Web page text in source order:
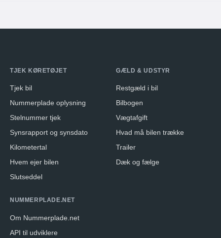
TJEK KØRETØJET
Tjek bil
Nummerplade oplysning
Stelnummer tjek
Synsrapport og synsdato
Kilometertal
Hvem ejer bilen
Slutseddel
GÆLD & UDSTYR
Restgæld i bil
Bilbogen
Vægtafgift
Hvad må bilen trække
Trailer
Dæk og fælge
NUMMERPLADE.NET
Om Nummerplade.net
API til udviklere